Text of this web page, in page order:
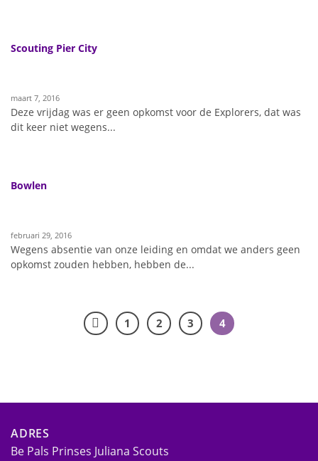
Scouting Pier City
maart 7, 2016
Deze vrijdag was er geen opkomst voor de Explorers, dat was
dit keer niet wegens...
Bowlen
februari 29, 2016
Wegens absentie van onze leiding en omdat we anders geen
opkomst zouden hebben, hebben de...
1 2 3 4
ADRES
Be Pals Prinses Juliana Scouts